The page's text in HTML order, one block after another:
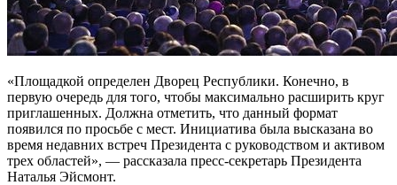
«Площадкой определен Дворец Республики. Конечно, в
первую очередь для того, чтобы максимально расширить круг
приглашенных. Должна отметить, что данный формат
появился по просьбе с мест. Инициатива была высказана во
время недавних встреч Президента с руководством и активом
трех областей», — рассказала пресс-секретарь Президента
Наталья Эйсмонт.